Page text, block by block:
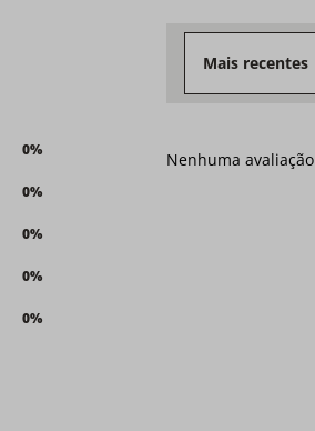
0%
0%
0%
0%
0%
Mais recentes
Nenhuma avaliação